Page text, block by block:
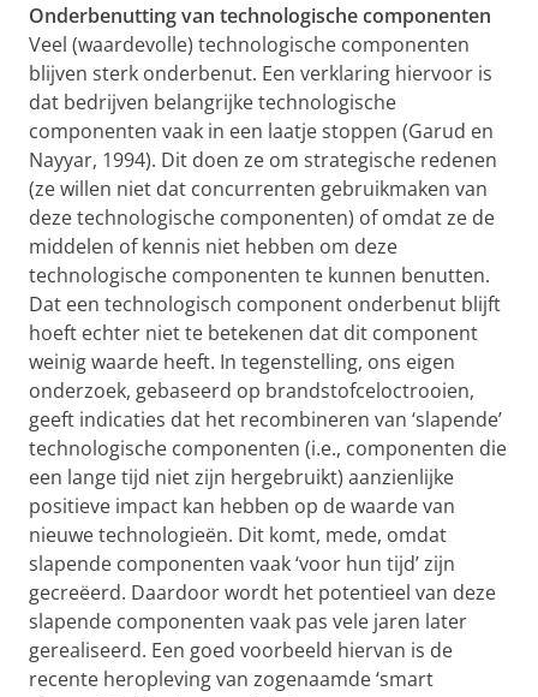
Onderbenutting van technologische componenten
Veel (waardevolle) technologische componenten
blijven sterk onderbenut. Een verklaring hiervoor is
dat bedrijven belangrijke technologische
componenten vaak in een laatje stoppen (Garud en
Nayyar, 1994). Dit doen ze om strategische redenen
(ze willen niet dat concurrenten gebruikmaken van
deze technologische componenten) of omdat ze de
middelen of kennis niet hebben om deze
technologische componenten te kunnen benutten.
Dat een technologisch component onderbenut blijft
hoeft echter niet te betekenen dat dit component
weinig waarde heeft. In tegenstelling, ons eigen
onderzoek, gebaseerd op brandstofceloctrooien,
geeft indicaties dat het recombineren van ‘slapende’
technologische componenten (i.e., componenten die
een lange tijd niet zijn hergebruikt) aanzienlijke
positieve impact kan hebben op de waarde van
nieuwe technologieën. Dit komt, mede, omdat
slapende componenten vaak ‘voor hun tijd’ zijn
gecreëerd. Daardoor wordt het potentieel van deze
slapende componenten vaak pas vele jaren later
gerealiseerd. Een goed voorbeeld hiervan is de
recente heropleving van zogenaamde ‘smart